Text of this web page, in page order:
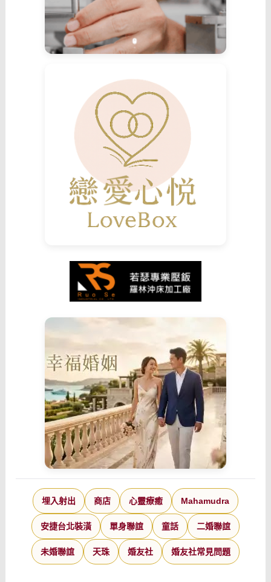
埋入射出 商店 心靈療癒 Mahamudra
安捷台北裝潢 單身聯誼 童話 二婚聯誼
未婚聯誼 天珠 婚友社 婚友社常見問題